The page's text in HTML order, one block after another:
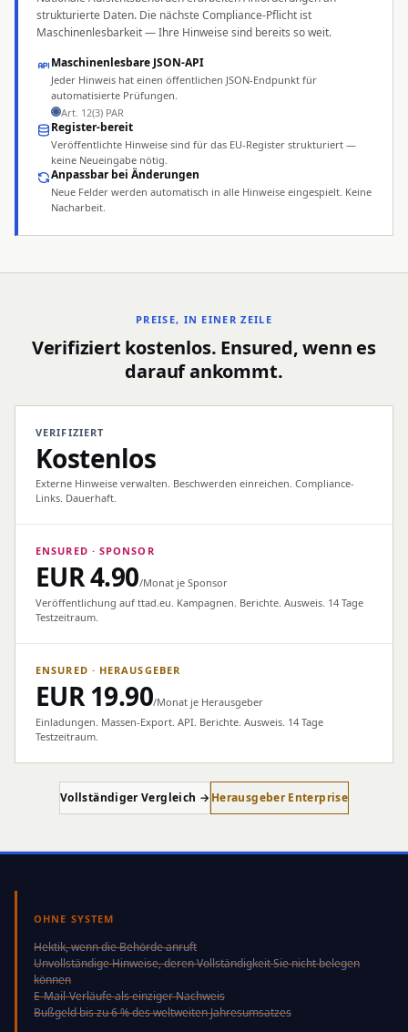
strukturierte Daten. Die nächste Compliance-Pflicht ist
Maschinenlesbarkeit — Ihre Hinweise sind bereits so weit.
Maschinenlesbare JSON-API
Jeder Hinweis hat einen öffentlichen JSON-Endpunkt für
automatisierte Prüfungen.
Art. 12(3) PAR
Register-bereit
Veröffentlichte Hinweise sind für das EU-Register strukturiert —
keine Neueingabe nötig.
Anpassbar bei Änderungen
Neue Felder werden automatisch in alle Hinweise eingespielt. Keine
Nacharbeit.
PREISE, IN EINER ZEILE
Verifiziert kostenlos. Ensured, wenn es
darauf ankommt.
VERIFIZIERT
Kostenlos
Externe Hinweise verwalten. Beschwerden einreichen. Compliance-
Links. Dauerhaft.
ENSURED · SPONSOR
EUR4.90/Monat je Sponsor
Veröffentlichung auf ttad.eu. Kampagnen. Berichte. Ausweis. 14 Tage
Testzeitraum.
ENSURED · HERAUSGEBER
EUR19.90/Monat je Herausgeber
Einladungen. Massen-Export. API. Berichte. Ausweis. 14 Tage
Testzeitraum.
Vollständiger Vergleich → Herausgeber Enterprise
OHNE SYSTEM
Hektik, wenn die Behörde anruft
Unvollständige Hinweise, deren Vollständigkeit Sie nicht belegen
können
E-Mail-Verläufe als einziger Nachweis
Bußgeld bis zu 6 % des weltweiten Jahresumsatzes